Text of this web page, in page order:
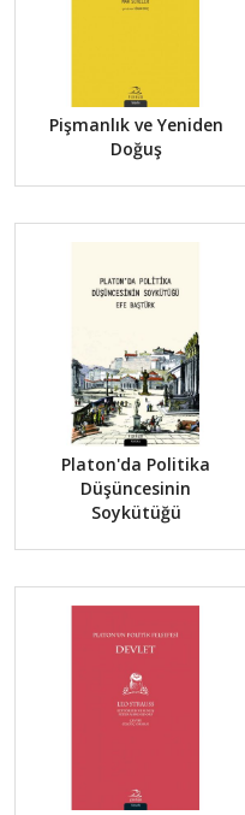
Pişmanlık ve Yeniden
Doğuş
Platon'da Politika
Düşüncesinin
Soykütüğü